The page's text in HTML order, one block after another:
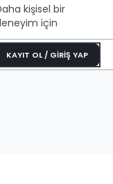
kişisel bir
için
KAYIT OL / GİRİŞ YAP